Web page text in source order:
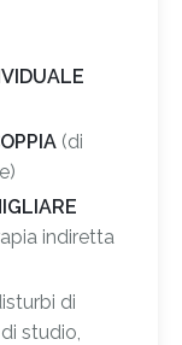
(di
indiretta
di
studio,